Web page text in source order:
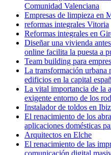
Comunidad Valenciana
Empresas de limpieza en
reformas integrales Vitoria
Reformas integrales en
Diseñar una vivienda
online facilita la puesta a
Team building para
La transformación urbana
edificios en la capital
La vital importancia de la
exigente entorno de los
Instalador de toldos en
El renacimiento de los
aplicaciones domésticas
Arquitectos en Elche
El renacimiento de las